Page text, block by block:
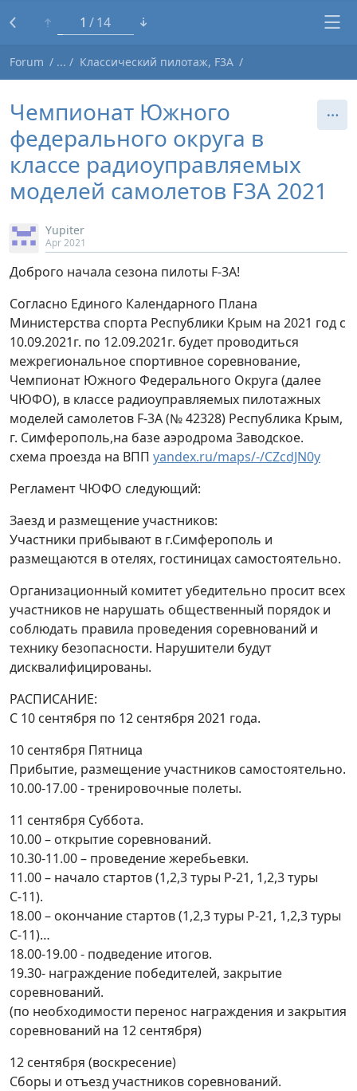
1 14
Forum Классический пилотаж, F3A
Чемпионат Южного
федерального округа в
классе радиоуправляемых
моделей самолетов F3A 2021
Yupiter
Apr 2021
Доброго начала сезона пилоты F-3A!
Согласно Единого Календарного Плана
Министерства спорта Республики Крым на 2021 год с
10.09.2021г. по 12.09.2021г. будет проводиться
межрегиональное спортивное соревнование,
Чемпионат Южного Федерального Округа (далее
ЧЮФО), в классе радиоуправляемых пилотажных
моделей самолетов F-3A (№ 42328) Республика Крым,
г. Симферополь,на базе аэродрома Заводское.
схема проезда на ВПП yandex.ru/maps/-/CZcdJN0y
Регламент ЧЮФО следующий:
Заезд и размещение участников:
Участники прибывают в г.Симферополь и
размещаются в отелях, гостиницах самостоятельно.
Организационный комитет убедительно просит всех
участников не нарушать общественный порядок и
соблюдать правила проведения соревнований и
технику безопасности. Нарушители будут
дисквалифицированы.
РАСПИСАНИЕ:
С 10 сентября по 12 сентября 2021 года.
10 сентября Пятница
Прибытие, размещение участников самостоятельно.
10.00-17.00 - тренировочные полеты.
11 сентября Суббота.
10.00 – открытие соревнований.
10.30-11.00 – проведение жеребьевки.
11.00 – начало стартов (1,2,3 туры Р-21, 1,2,3 туры
С-11).
18.00 – окончание стартов (1,2,3 туры Р-21, 1,2,3 туры
С-11)…
18.00-19.00 - подведение итогов.
19.30- награждение победителей, закрытие
соревнований.
(по необходимости перенос награждения и закрытия
соревнований на 12 сентября)
12 сентября (воскресение)
Сборы и отъезд участников соревнований.